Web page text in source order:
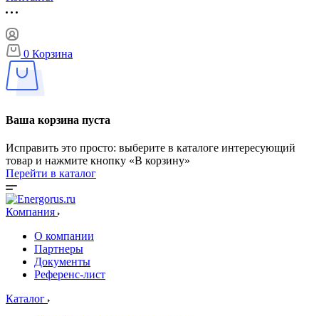
0 Корзина
Ваша корзина пуста
Исправить это просто: выберите в каталоге интересующий
товар и нажмите кнопку «В корзину»
Перейти в каталог
Компания
О компании
Партнеры
Документы
Референс-лист
Каталог